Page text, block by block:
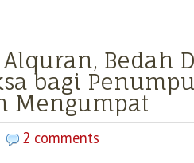
Bedah
bagi
Mengumpat
2 comments